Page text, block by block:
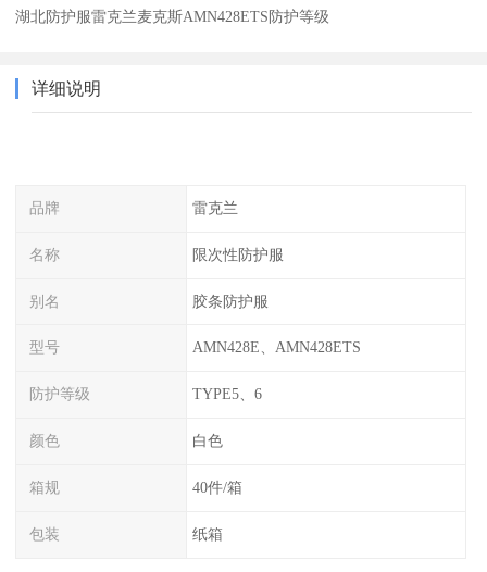
湖北防护服雷克兰麦克斯AMN428ETS防护等级
详细说明
品牌 雷克兰
名称 限次性防护服
别名 胶条防护服
型号 AMN428E、AMN428ETS
防护等级 TYPE5、6
颜色 白色
箱规 40件/箱
包装 纸箱